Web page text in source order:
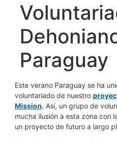
Paraguay
Este verano Paraguay se ha
voluntariado de nuestro
Mission. Así, un grupo de
mucha ilusión a esta zona con
un proyecto de futuro a largo